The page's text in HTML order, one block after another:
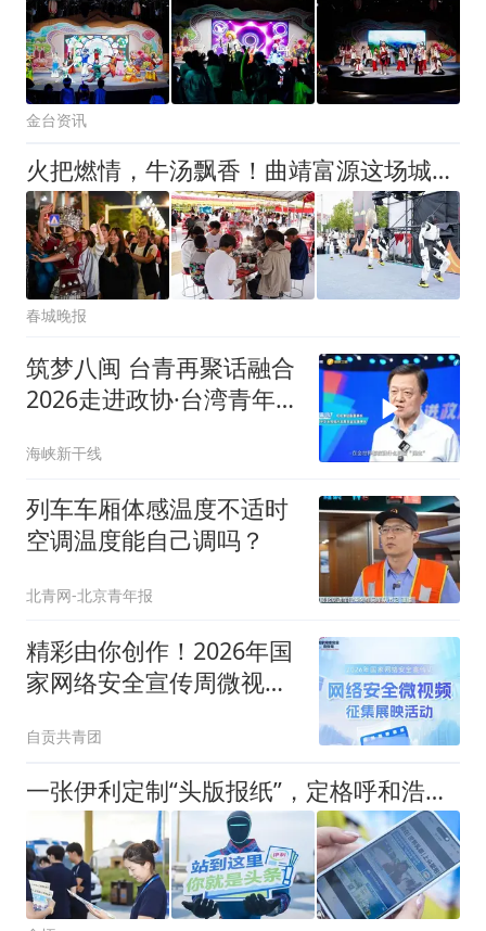
金台资讯
火把燃情，牛汤飘香！曲靖富源这场城市火把节嗨翻全城
春城晚报
筑梦八闽 台青再聚话融合
2026走进政协·台湾青年说
海峡新干线
列车车厢体感温度不适时
空调温度能自己调吗？
北青网-北京青年报
精彩由你创作！2026年国
家网络安全宣传周微视频
自贡共青团
一张伊利定制“头版报纸”，定格呼和浩特加冕“世界乳都”高光时刻